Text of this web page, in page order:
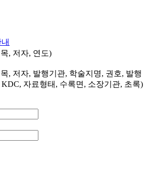
, 저자, 연도)
, 저자, 발행기관, 학술지명, 권호, 발행
자료형태, 수록면, 소장기관, 초록)